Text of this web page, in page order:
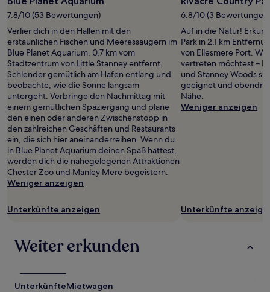
2 Erwachsenen
gefunden
wurde.
Preise
und
Verfügbarkeiten
können
sich
ändern.
Es
können
zusätzliche
Bedingungen
gelten.
7.8/10 (53 Bewertungen)
Verlier dich in den Hallen mit den
erstaunlichen Fischen und Meeressäugern im
Blue Planet Aquarium, 0,7 km vom
Stadtzentrum von Little Stanney entfernt.
Schlender gemütlich am Hafen entlang und
beobachte, wie die Sonne langsam
untergeht. Verbringe den Nachmittag mit
einem gemütlichen Spaziergang und plane
den einen oder anderen Zwischenstopp in
den zahlreichen Geschäften und Restaurants
ein, die sich hier aneinanderreihen. Wenn du
in Blue Planet Aquarium deinen Spaß hattest,
werden dich die nahegelegenen Attraktionen
Chester Zoo und Manley Mere begeistern.
Weniger anzeigen
Unterkünfte anzeigen
6.8/10 (3 Bewertungen)
Auf in die Natur!
Park in 2,1 km
von Ellesmere Port.
vertreten möchtest –
und Stanney Woods
geeignet und
Nähe.
Weniger anzeigen
Unterkünfte
Weiter erkunden
UnterkünfteMietwagen